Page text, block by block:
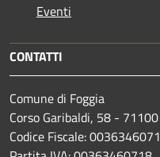
Eventi
CONTATTI
Comune di Foggia
Corso Garibaldi, 58 -
Codice Fiscale: